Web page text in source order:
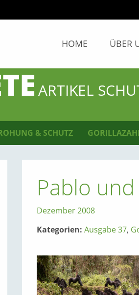
HOME ÜBER
ARTIKEL
& SCHUTZ
Pablo
Dezember 2008
Kategorien: Ausgabe 37,